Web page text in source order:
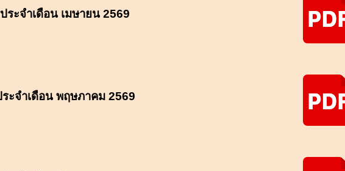
ประจำเดือน เมษายน 2569
ะจำเดือน พฤษภาคม2569